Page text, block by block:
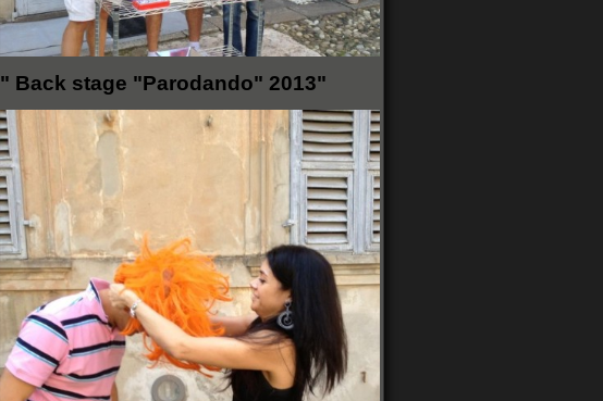
" Back stage "Parodando" 2013"